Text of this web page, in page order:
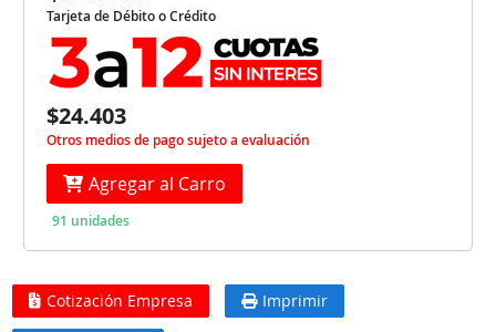
Tarjeta de Débito o Crédito
$24.403
Otros medios de pago sujeto a evaluación
Agregar al Carro
91 unidades
Cotización Empresa Imprimir